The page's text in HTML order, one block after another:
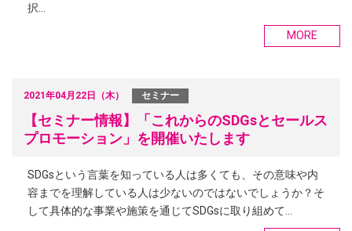
択…
MORE
2021年04月22日（木） セミナー
【セミナー情報】「これからのSDGsとセールス
プロモーション」を開催いたします
SDGsという言葉を知っている人は多くても、その意味や内
容までを理解している人は少ないのではないでしょうか？そ
して具体的な事業や施策を通じてSDGsに取り組めて…